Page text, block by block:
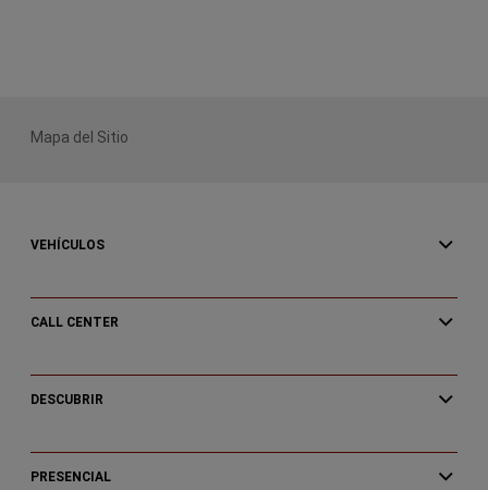
Mapa del Sitio
VEHÍCULOS
CALL CENTER
DESCUBRIR
PRESENCIAL